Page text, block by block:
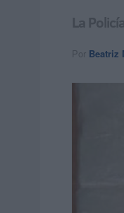
La
Por Beatriz